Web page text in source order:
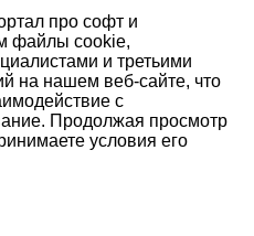
про софт и
файлы cookie,
и третьими
на нашем веб-сайте, что
с
Продолжая просмотр
условия его